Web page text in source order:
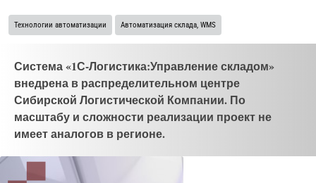
Технологии автоматизации Автоматизация склада, WMS
Система «1С-Логистика:Управление складом»
внедрена в распределительном центре
Сибирской Логистической Компании. По
масштабу и сложности реализации проект не
имеет аналогов в регионе.